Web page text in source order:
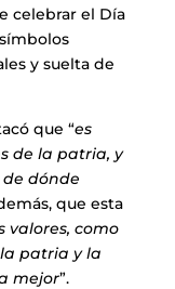
celebrar el Día
y suelta de
que “es
de la patria, y
de dónde
que esta
valores, como
patria y la
mejor”.